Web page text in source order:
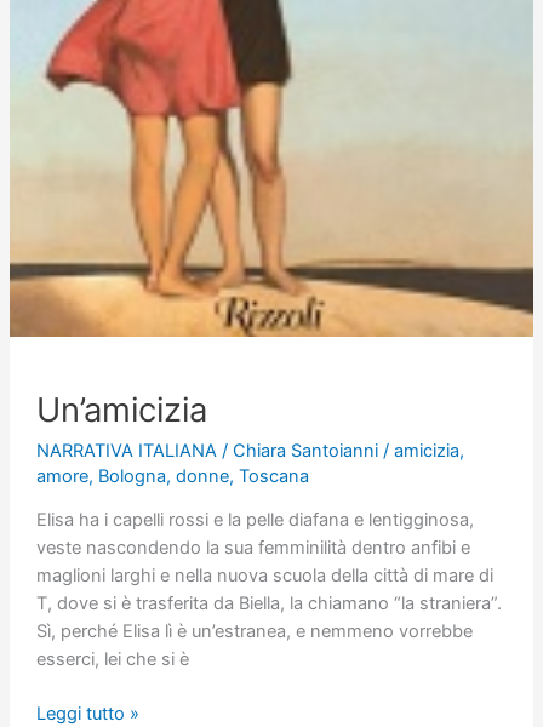
Un’amicizia
NARRATIVA ITALIANA/ Chiara Santoianni / amicizia,
amore, Bologna, donne, Toscana
Elisa ha i capelli rossi e la pelle diafana e lentigginosa,
veste nascondendo la sua femminilità dentro anfibi e
maglioni larghi e nella nuova scuola della città di mare di
T, dove si è trasferita da Biella, la chiamano “la straniera”.
Sì, perché Elisa lì è un’estranea, e nemmeno vorrebbe
esserci, lei che si è
Un’amicizia
Leggi tutto »